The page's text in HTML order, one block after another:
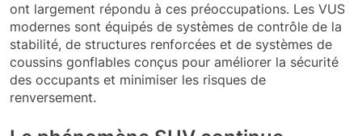
ont largement répondu à ces préoccupations. Les VUS
modernes sont équipés de systèmes de contrôle de la
stabilité, de structures renforcées et de systèmes de
coussins gonflables conçus pour améliorer la sécurité
des occupants et minimiser les risques de
renversement.